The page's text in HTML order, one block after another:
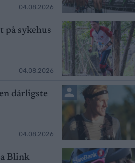
04.08.2026
på sykehus
04.08.2026
dårligste
04.08.2026
Blink